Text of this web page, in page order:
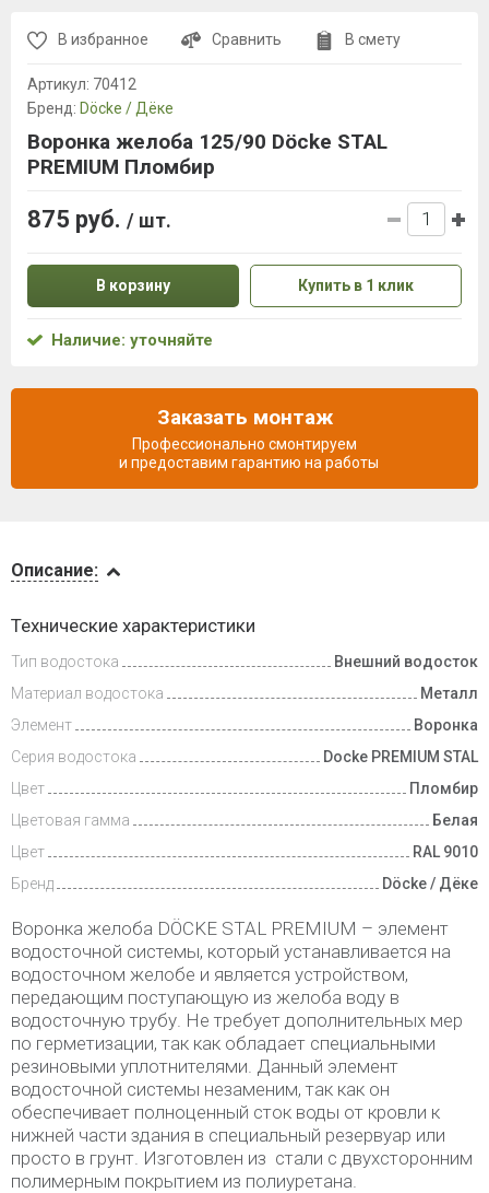
и оплата
Описание:
Технические характеристики
Тип водостока
Внешний водосток
Материал водостока
Металл
Элемент
Воронка
Серия водостока
Docke PREMIUM STAL
Цвет
Пломбир
Цветовая гамма
Белая
Цвет
RAL 9010
Бренд
Döcke / Дёке
Воронка желоба DÖCKE STAL PREMIUM – элемент
водосточной системы, который устанавливается на
водосточном желобе и является устройством,
передающим поступающую из желоба воду в
водосточную трубу. Не требует дополнительных мер
по герметизации, так как обладает специальными
резиновыми уплотнителями. Данный элемент
водосточной системы незаменим, так как он
обеспечивает полноценный сток воды от кровли к
нижней части здания в специальный резервуар или
просто в грунт. Изготовлен из стали с двухсторонним
полимерным покрытием из полиуретана.
В избранное Сравнить В смету
Артикул: 70412
Бренд: Döcke / Дёке
Воронка желоба 125/90 Döcke STAL
PREMIUM Пломбир
875 руб. / шт.
В корзину Купить в 1 клик
Наличие: уточняйте
Заказать монтаж
Профессионально смонтируем
и предоставим гарантию на работы